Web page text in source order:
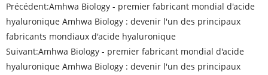
Précédent:Amhwa Biology - premier fabricant mondial d'acide
hyaluronique Amhwa Biology : devenir l'un des principaux
fabricants mondiaux d'acide hyaluronique
Suivant:Amhwa Biology - premier fabricant mondial d'acide
hyaluronique Amhwa Biology : devenir l'un des principaux